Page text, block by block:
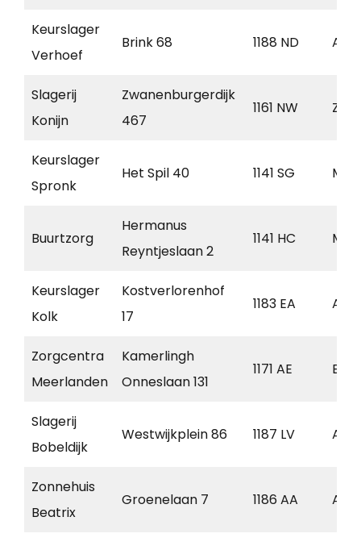
Keurslager
Verhoef
Brink 68 1188 ND
Slagerij
Konijn
Zwanenburgerdijk
467
1161 NW
Keurslager
Spronk
Het Spil 40 1141 SG
Buurtzorg
Hermanus
Reyntjeslaan 2
1141 HC
Keurslager
Kolk
Kostverlorenhof
17
1183 EA
Zorgcentra
Meerlanden
Kamerlingh
Onneslaan 131
1171 AE
Slagerij
Bobeldijk
Westwijkplein 86 1187 LV
Zonnehuis
Beatrix
Groenelaan 7 1186 AA